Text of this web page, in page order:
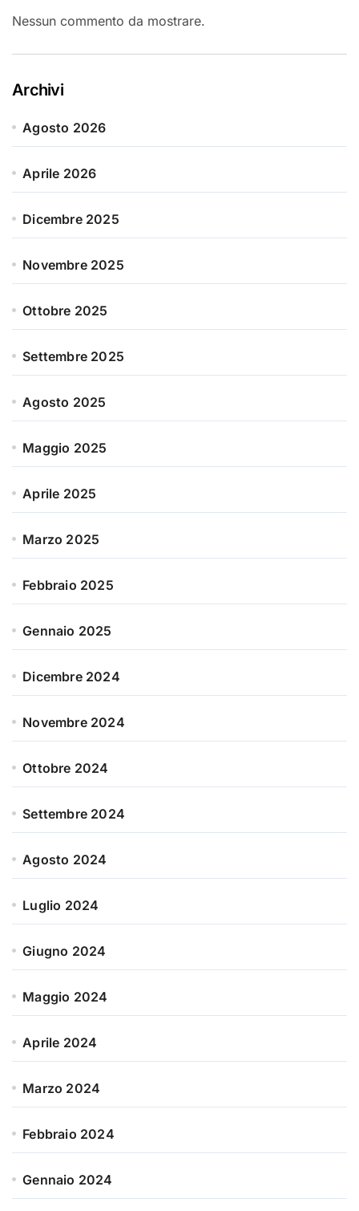
Nessun commento da mostrare.
Archivi
Agosto 2026
Aprile 2026
Dicembre 2025
Novembre 2025
Ottobre 2025
Settembre 2025
Agosto 2025
Maggio 2025
Aprile 2025
Marzo 2025
Febbraio 2025
Gennaio 2025
Dicembre 2024
Novembre 2024
Ottobre 2024
Settembre 2024
Agosto 2024
Luglio 2024
Giugno 2024
Maggio 2024
Aprile 2024
Marzo 2024
Febbraio 2024
Gennaio 2024